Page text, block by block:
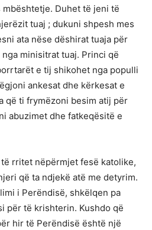
mbështetje. Duhet të jeni të
tuaj ; dukuni shpesh mes
ata nëse dëshirat tuaja për
minisitrat tuaj. Princi që
e tij shikohet nga populli
ankesat dhe kërkesat e
që ti frymëzoni besim atij për
abuzimet dhe fatkeqësitë e
rritet nëpërmjet fesë katolike,
që ta ndjekë atë me detyrim.
i Perëndisë, shkëlqen pa
për të krishterin. Kushdo që
hir të Perëndisë është një